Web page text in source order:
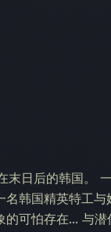
日后的韩国。
韩国精英特工
可怕存在... 与